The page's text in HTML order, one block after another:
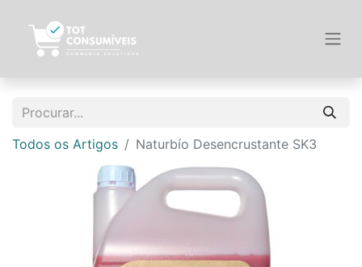
Todos os Artigos Naturbío Desencrustante SK3